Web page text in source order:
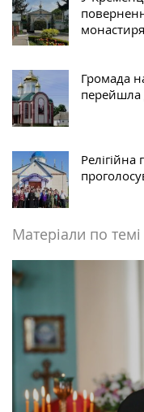
монастиря
Громада
Релігійна
Матеріали по темі